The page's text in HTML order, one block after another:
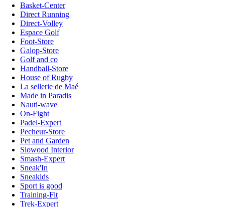
Basket-Center
Direct Running
Direct-Volley
Espace Golf
Foot-Store
Galop-Store
Golf and co
Handball-Store
House of Rugby
La sellerie de Maé
Made in Paradis
Nauti-wave
On-Fight
Padel-Expert
Pecheur-Store
Pet and Garden
Slowood Interior
Smash-Expert
Sneak'In
Sneakids
Sport is good
Training-Fit
Trek-Expert